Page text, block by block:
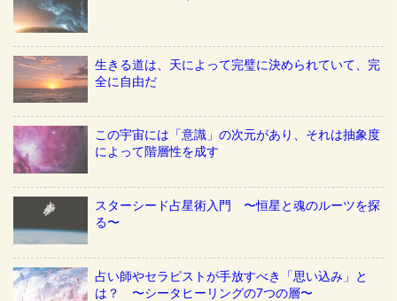
生きる道は、天によって完璧に決められていて、完
全に自由だ
この宇宙には「意識」の次元があり、それは抽象度
によって階層性を成す
スターシード占星術入門 〜恒星と魂のルーツを探
る〜
占い師やセラピストが手放すべき「思い込み」と
は？ 〜シータヒーリングの7つの層〜